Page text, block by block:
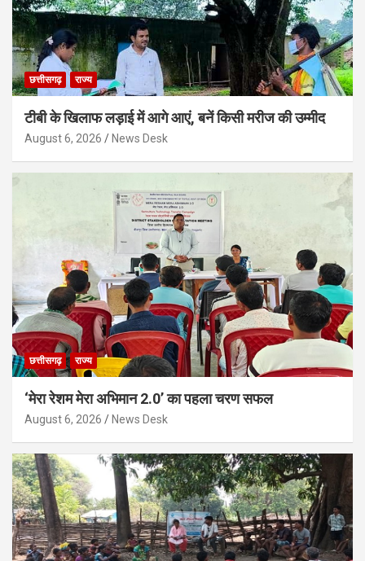
छत्तीसगढ़ राज्य
टीबी के खिलाफ लड़ाई में आगे आएं, बनें किसी मरीज की उम्मीद
August 6, 2026 News Desk
छत्तीसगढ़ राज्य
‘मेरा रेशम मेरा अभिमान 2.0’ का पहला चरण सफल
August 6, 2026 News Desk